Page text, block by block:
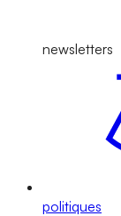
newsletters
politiques